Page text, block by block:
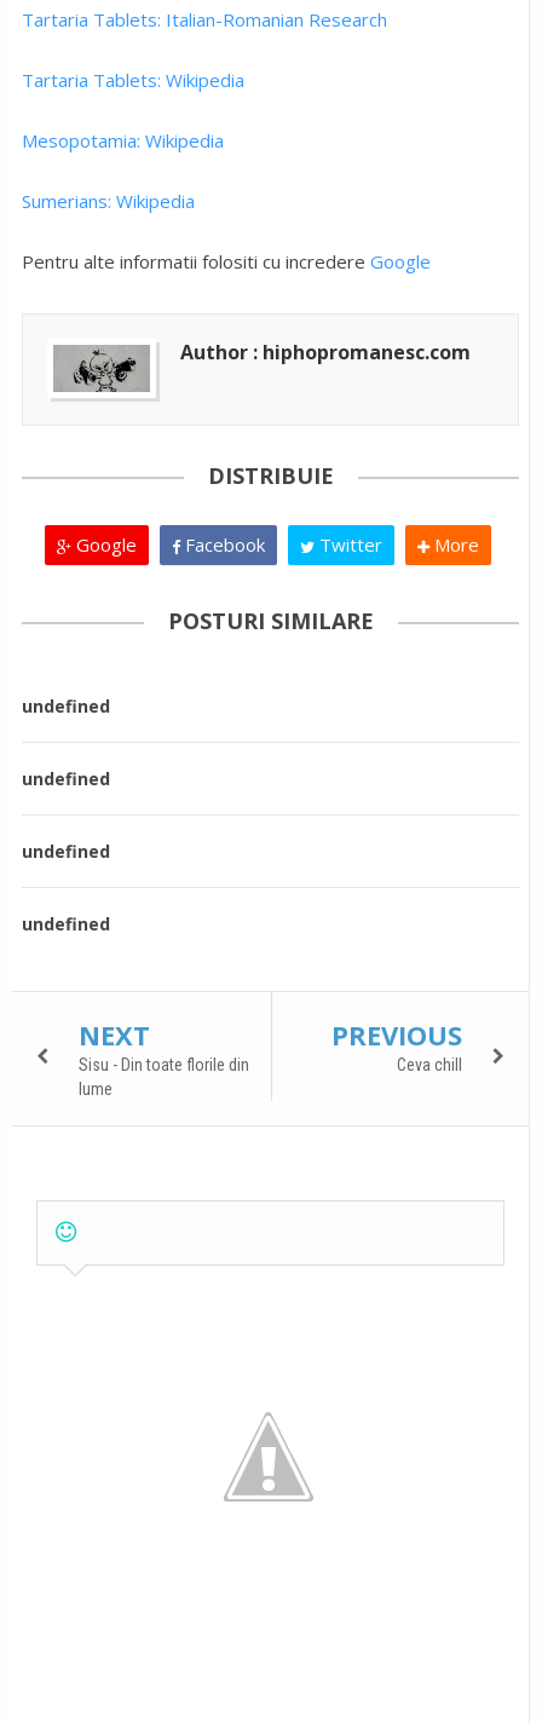
Tartaria Tablets: Italian-Romanian Research
Tartaria Tablets: Wikipedia
Mesopotamia: Wikipedia
Sumerians: Wikipedia
Pentru alte informatii folositi cu incredere Google
Author : hiphopromanesc.com
DISTRIBUIE
Google Facebook Twitter More
POSTURI SIMILARE
undefined
undefined
undefined
undefined
NEXT
Sisu - Din toate florile din
lume
PREVIOUS
Ceva chill